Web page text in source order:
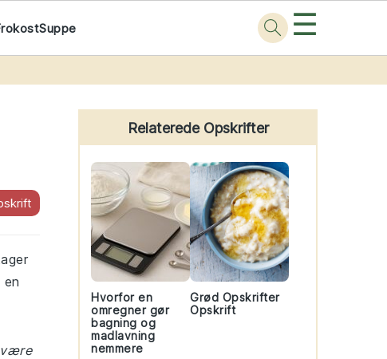
Suppe ☰
være
Primary
Sidebar
Relaterede Opskrifter
Hvorfor en
omregner gør
bagning og
madlavning
nemmere
Grød Opskrifter
Opskrift